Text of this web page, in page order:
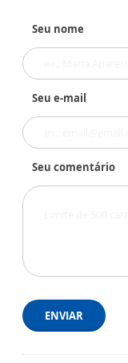
Seu nome
Seu e-mail
Seu comentário
ENVIAR